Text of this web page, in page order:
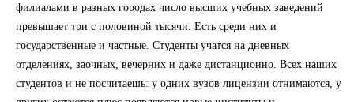
филиалами в разных городах число высших учебных заведений
превышает три с половиной тысячи. Есть среди них и
государственные и частные. Студенты учатся на дневных
отделениях, заочных, вечерних и даже дистанционно. Всех наших
студентов и не посчитаешь: у одних вузов лицензии отнимаются, у